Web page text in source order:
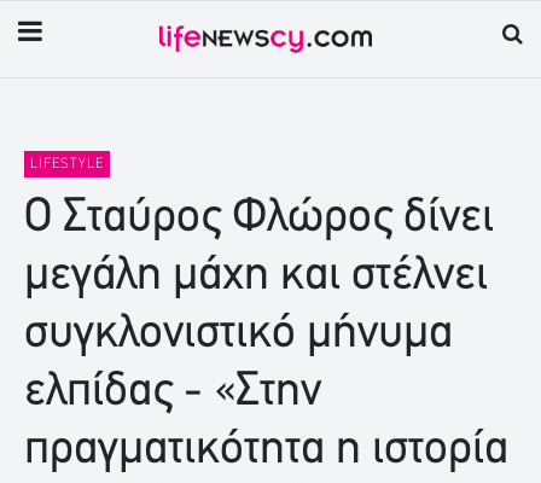
LIFESTYLE
Ο Σταύρος Φλώρος δίνει
μεγάλη μάχη και στέλνει
συγκλονιστικό μήνυμα
ελπίδας - «Στην
πραγματικότητα η ιστορία